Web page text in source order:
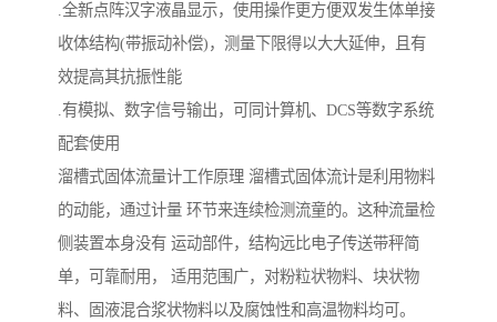
.全新点阵汉字液晶显示，使用操作更方便双发生体单接
收体结构(带振动补偿)，测量下限得以大大延伸，且有
效提高其抗振性能
.有模拟、数字信号输出，可同计算机、DCS等数字系统
配套使用
溜槽式固体流量计工作原理 溜槽式固体流计是利用物料
的动能，通过计量 环节来连续检测流童的。这种流量检
侧装置本身没有 运动部件，结构远比电子传送带秤简
单，可靠耐用， 适用范围广，对粉粒状物料、块状物
料、固液混合浆状物料以及腐蚀性和高温物料均可。